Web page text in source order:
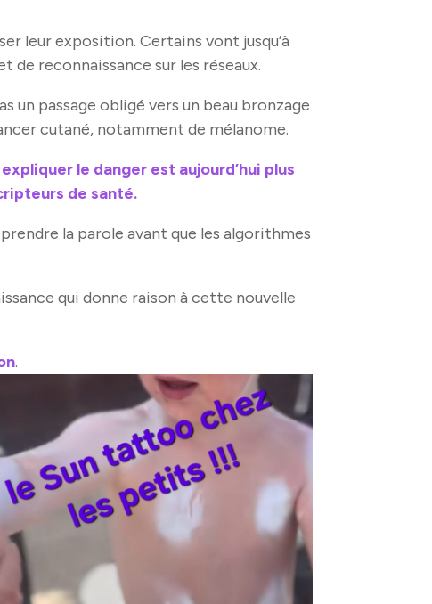
leur exposition. Certains vont jusqu’à
de reconnaissance sur les réseaux.
un passage obligé vers un beau bronzage
cutané, notamment de mélanome.
le danger est aujourd’hui plus
de santé.
la parole avant que les algorithmes
qui donne raison à cette nouvelle
.